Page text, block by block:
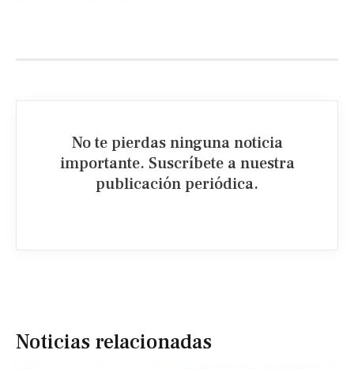
No te pierdas ninguna noticia
importante. Suscríbete a nuestra
publicación periódica.​
Noticias relacionadas